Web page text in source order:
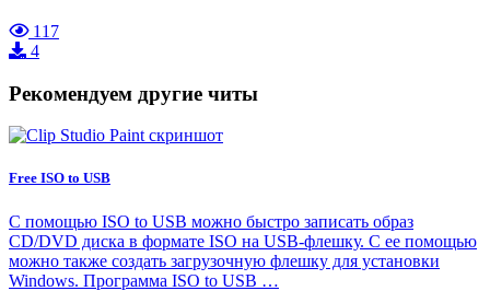
117
4
Рекомендуем другие читы
Free ISO to USB
С помощью ISO to USB можно быстро записать образ
CD/DVD диска в формате ISO на USB-флешку. С ее помощью
можно также создать загрузочную флешку для установки
Windows. Программа ISO to USB …